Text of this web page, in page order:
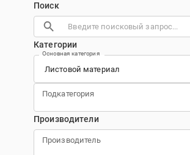
Поиск
Категории
Основная категория
Подкатегория
Производители
Производитель